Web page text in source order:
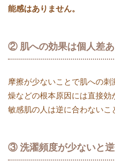
能感はありません。
② 肌への効果は個人差あ
摩擦が少ないことで肌への
燥などの根本原因には直接効
敏感肌の人は逆に合わないこ
③ 洗濯頻度が少ないと